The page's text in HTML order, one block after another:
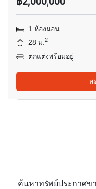
1 ห้องนอน
28 ม.2
ตกแต่งพร้อมอยู่
ส
ค้นหาทรัพย์ประกาศข